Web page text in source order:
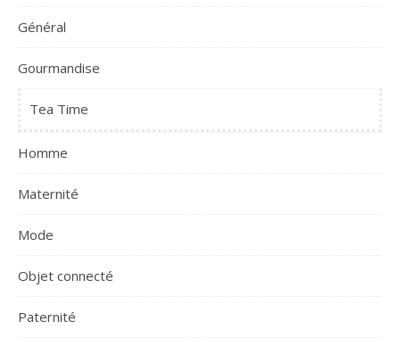
Général
Gourmandise
Tea Time
Homme
Maternité
Mode
Objet connecté
Paternité